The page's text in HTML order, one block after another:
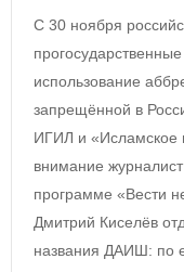
С 30 ноября
использование
запрещённой в
ИГИЛ и «Исламское
внимание
программе «Вести
Дмитрий Киселёв
названия ДАИШ: по